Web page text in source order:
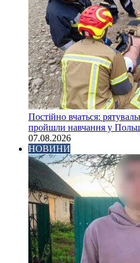
Постійно вчаться:
пройшли навчання у
07.08.2026
НОВИНИ